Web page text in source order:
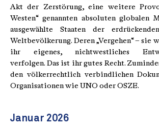
Akt der Zerstörung, eine weitere
Westen“ genannten absoluten globalen
ausgewählte Staaten der
Weltbevölkerung. Deren „Vergehen“ – sie
ihr eigenes, nichtwestliches
verfolgen. Das ist ihr gutes Recht.
den völkerrechtlich verbindlichen
Organisationen wie UNO oder OSZE.
Januar 2026